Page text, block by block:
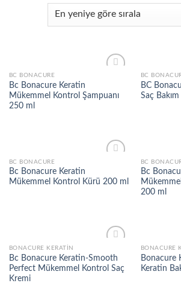
BC BONACURE
Bc Bonacure Keratin
Mükemmel Kontrol Şampuanı
250 ml
BC
BC
Saç
BC BONACURE
Bc Bonacure Keratin
Mükemmel Kontrol Kürü 200 ml
BC
Bc
200 ml
Add to
wishlist
BONACURE KERATIN
Bc Bonacure Keratin-Smooth
Perfect Mükemmel Kontrol Saç
Kremi
BONACURE
Bonacure
Keratin